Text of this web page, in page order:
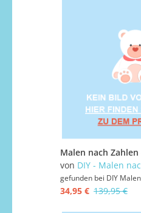
von DIY - Malen
gefunden bei DIY
34,95 € 139,95 €